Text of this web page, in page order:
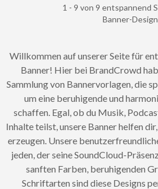
1 - 9 von 9 entspannend
Banner-
Willkommen auf unserer Seite für
Banner! Hier bei BrandCrowd
Sammlung von Bannervorlagen, die
um eine beruhigende und
schaffen. Egal, ob du Musik,
Inhalte teilst, unsere Banner helfen
erzeugen. Unsere
jeden, der seine SoundCloud-
sanften Farben, beruhigenden
Schriftarten sind diese Designs